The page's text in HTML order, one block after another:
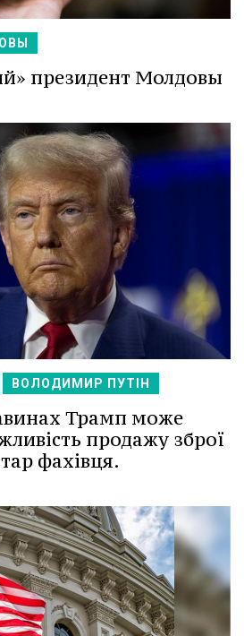
президент Молдовы
ВОЛОДИМИР ПУТІН
Трамп може
продажу зброї
фахівця.